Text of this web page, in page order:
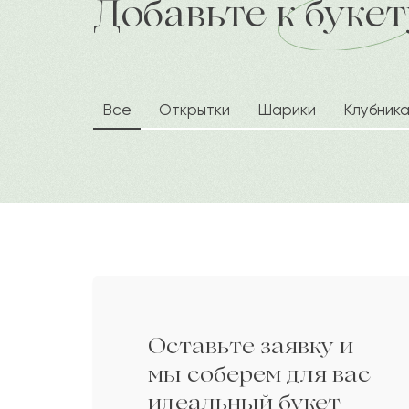
доставка по городу в течение
Бауыржан
Северина
Добавьте к
Все Открытки Шарики
Оставьте заявку и
мы соберем для вас